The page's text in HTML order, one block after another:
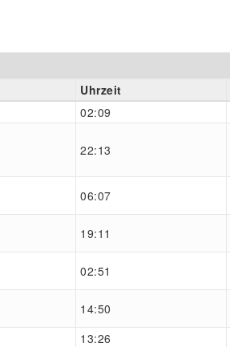
Uhrzeit
02:09
22:13
06:07
19:11
02:51
14:50
13:26